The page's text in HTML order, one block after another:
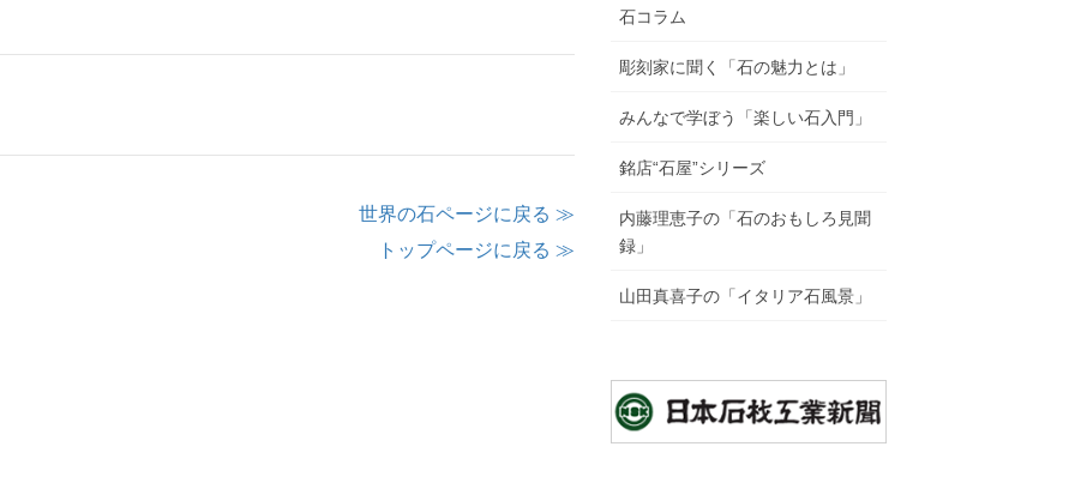
世界の石ページに戻る ≫
トップページに戻る ≫
石コラム
彫刻家に聞く「石の魅力とは」
みんなで学ぼう「楽しい石入門」
銘店“石屋”シリーズ
内藤理恵子の「石のおもしろ見聞
録」
山田真喜子の「イタリア石風景」